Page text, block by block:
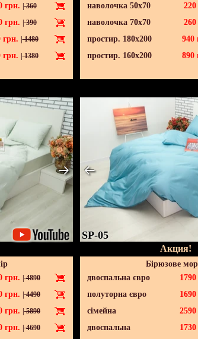
грн. |360
грн. |390
грн. |1480
грн. |1380
наволочка 50х70 220
наволочка 70х70 260
простир. 180х200 940
простир. 160х200 890
грн. 4890
грн. 4490
грн. 5890
грн. 4690
SP-05
Акция!
Бірюзове
двоспальна євро
1790
полуторна євро 1690
сімейна 2590
двоспальна 1730